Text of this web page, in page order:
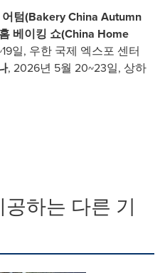
텀(Bakery China Autumn
베이킹 쇼(China Home
일, 우한 국제 엑스포 센터
, 2026년 5월 20~23일, 상하
하는 다른 기